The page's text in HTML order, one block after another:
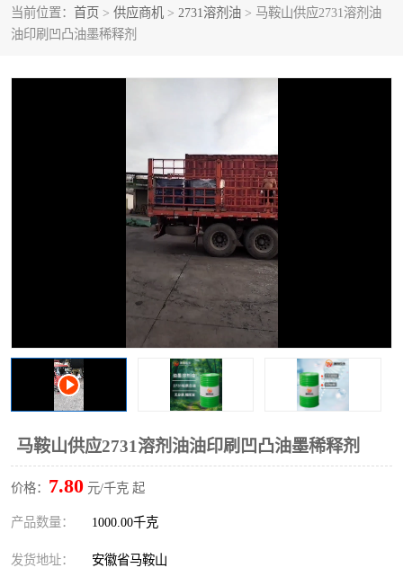
当前位置： 首页 > 供应商机 > 2731溶剂油 > 马鞍山供应2731溶剂油
油印刷凹凸油墨稀释剂
马鞍山供应2731溶剂油油印刷凹凸油墨稀释剂
价格： 7.80 元/千克 起
产品数量： 1000.00千克
发货地址： 安徽省马鞍山
异构烷烃 天然乳胶